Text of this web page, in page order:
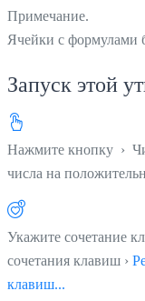
Примечание.
Ячейки с формулами
Запуск этой
Нажмите кнопку ›
числа на
Укажите сочетание
сочетания клавиш ›
клавиш...